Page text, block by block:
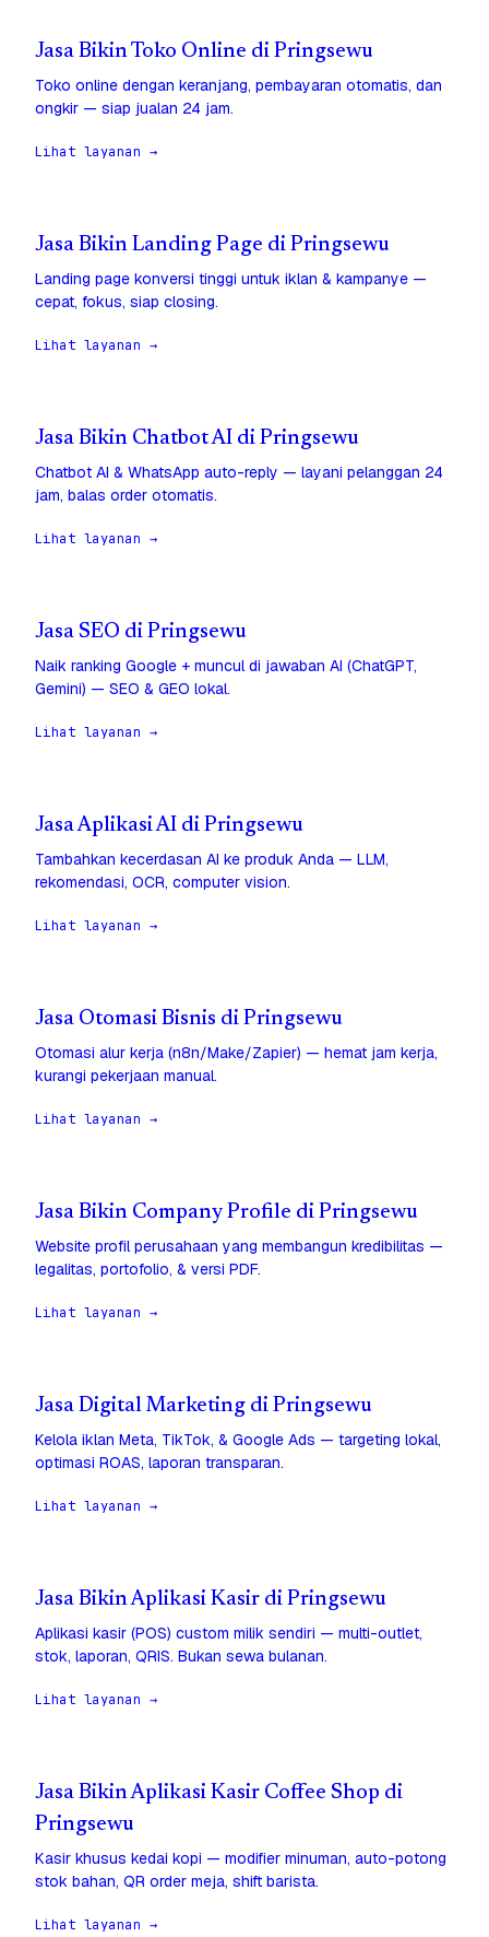
Jasa Bikin Toko Online di Pringsewu
Toko online dengan keranjang, pembayaran otomatis, dan
ongkir — siap jualan 24 jam.
Lihat layanan →
Jasa Bikin Landing Page di Pringsewu
Landing page konversi tinggi untuk iklan & kampanye —
cepat, fokus, siap closing.
Lihat layanan →
Jasa Bikin Chatbot AI di Pringsewu
Chatbot AI & WhatsApp auto-reply — layani pelanggan 24
jam, balas order otomatis.
Lihat layanan →
Jasa SEO di Pringsewu
Naik ranking Google + muncul di jawaban AI (ChatGPT,
Gemini) — SEO & GEO lokal.
Lihat layanan →
Jasa Aplikasi AI di Pringsewu
Tambahkan kecerdasan AI ke produk Anda — LLM,
rekomendasi, OCR, computer vision.
Lihat layanan →
Jasa Otomasi Bisnis di Pringsewu
Otomasi alur kerja (n8n/Make/Zapier) — hemat jam kerja,
kurangi pekerjaan manual.
Lihat layanan →
Jasa Bikin Company Profile di Pringsewu
Website profil perusahaan yang membangun kredibilitas —
legalitas, portofolio, & versi PDF.
Lihat layanan →
Jasa Digital Marketing di Pringsewu
Kelola iklan Meta, TikTok, & Google Ads — targeting lokal,
optimasi ROAS, laporan transparan.
Lihat layanan →
Jasa Bikin Aplikasi Kasir di Pringsewu
Aplikasi kasir (POS) custom milik sendiri — multi-outlet,
stok, laporan, QRIS. Bukan sewa bulanan.
Lihat layanan →
Jasa Bikin Aplikasi Kasir Coffee Shop di
Pringsewu
Kasir khusus kedai kopi — modifier minuman, auto-potong
stok bahan, QR order meja, shift barista.
Lihat layanan →